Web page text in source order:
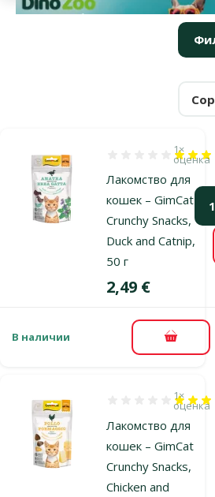
Продукты в категории Лакомства
Лакомство для
кошек – GimCat
Crunchy Snacks,
Duck and Catnip,
50 г
Оценка 100%,
1×
оценка
Цена
2,49 €
В наличии В
Лакомство для
кошек – GimCat
Crunchy Snacks,
Chicken and
Оценка 100%,
1×
оценка
1